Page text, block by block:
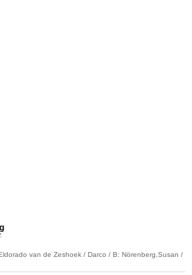
van de Zeshoek / Darco / B: Nörenberg,Susan /